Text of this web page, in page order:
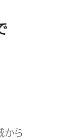
から​